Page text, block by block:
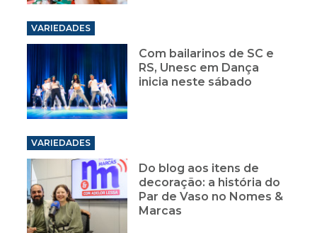
VARIEDADES
Com bailarinos de SC e
RS, Unesc em Dança
inicia neste sábado
VARIEDADES
Do blog aos itens de
decoração: a história do
Par de Vaso no Nomes &
Marcas